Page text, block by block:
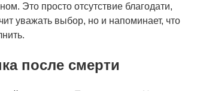
Это просто отсутствие благодати,
уважать выбор, но и напоминает, что
после смерти